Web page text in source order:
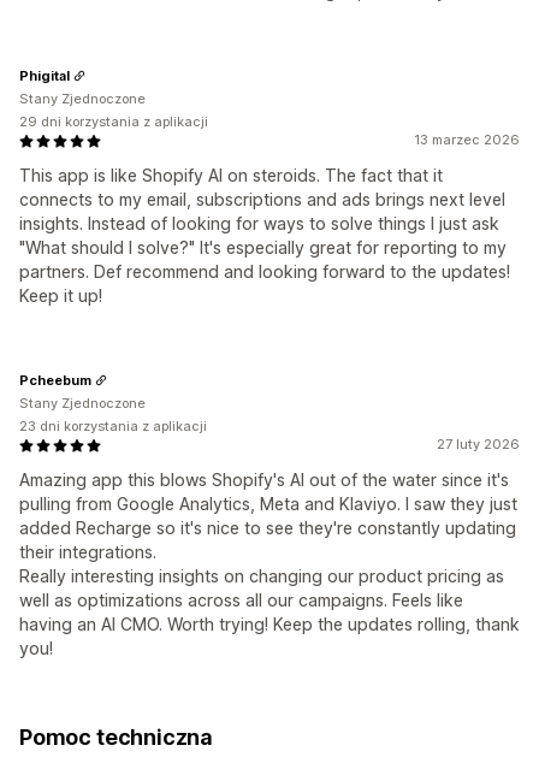
13 marzec 2026
This app is like Shopify AI on steroids. The fact that it
connects to my email, subscriptions and ads brings next level
insights. Instead of looking for ways to solve things I just ask
"What should I solve?" It's especially great for reporting to my
partners. Def recommend and looking forward to the updates!
Keep it up!
Phigital
Stany Zjednoczone
29 dni korzystania z aplikacji
27 luty 2026
Amazing app this blows Shopify's AI out of the water since it's
pulling from Google Analytics, Meta and Klaviyo. I saw they just
added Recharge so it's nice to see they're constantly updating
their integrations.
Really interesting insights on changing our product pricing as
well as optimizations across all our campaigns. Feels like
having an AI CMO. Worth trying! Keep the updates rolling, thank
you!
Pcheebum
Stany Zjednoczone
23 dni korzystania z aplikacji
Pomoc techniczna